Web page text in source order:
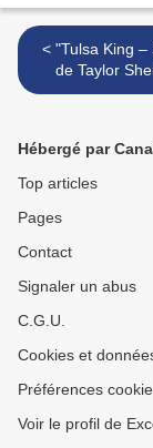
< "Tulsa King – Saison 3"
de Taylor
Terence
Hébergé par
Top articles
Pages
Contact
Signaler un abus
C.G.U.
Cookies et
Préférences
Voir le profil de